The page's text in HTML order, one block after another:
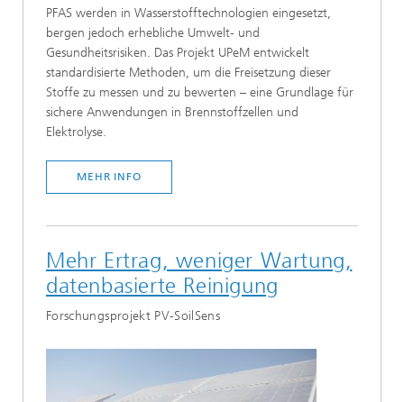
Recycling
Siliziumfilter
Spezialmodule
Spurenanalyse
Spurenanalytik
ALLE AUSWÄHLEN
PFAS werden in Wasserstofftechnologien eingesetzt,
bergen jedoch erhebliche Umwelt- und
Gesundheitsrisiken. Das Projekt UPeM entwickelt
standardisierte Methoden, um die Freisetzung dieser
Stoffe zu messen und zu bewerten – eine Grundlage für
sichere Anwendungen in Brennstoffzellen und
Elektrolyse.
MEHR INFO
Mehr Ertrag, weniger Wartung,
datenbasierte Reinigung
Forschungsprojekt PV-SoilSens